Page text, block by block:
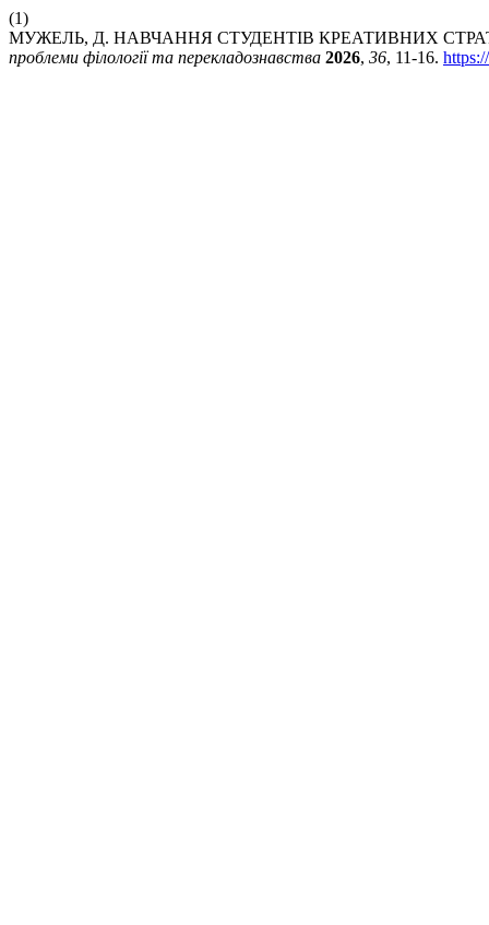
(1)
МУЖЕЛЬ, Д. НАВЧАННЯ СТУДЕНТІВ КРЕАТИВНИХ
проблеми філології та перекладознавства 2026, 36, 11-16.